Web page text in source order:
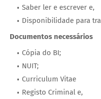
Saber ler e escrever e,
Disponibilidade para
Documentos necessários
Cópia do BI;
NUIT;
Curriculum Vitae
Registo Criminal e,